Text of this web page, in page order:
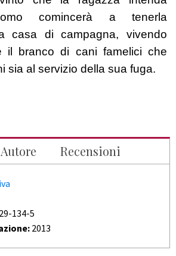
comincerà a tenerla
casa di campagna, vivendo
il branco di cani famelici che
sia al servizio della sua fuga.
Autore Recensioni
134-5
2013